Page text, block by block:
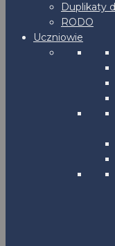
Duplikaty
RODO
Uczniowie